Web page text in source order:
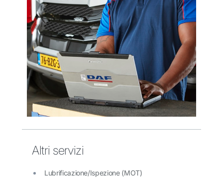
Altri servizi
Lubrificazione/Ispezione (MOT)